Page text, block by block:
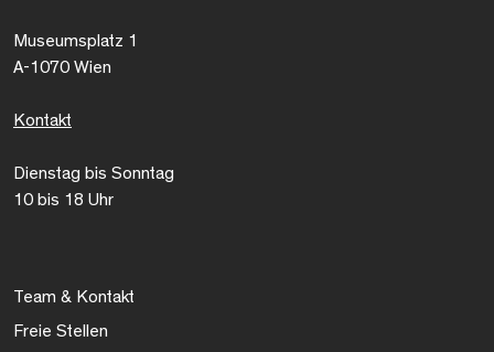
Museumsplatz 1
A-1070 Wien
Kontakt
Dienstag bis Sonntag
10 bis 18 Uhr
Team & Kontakt
Freie Stellen